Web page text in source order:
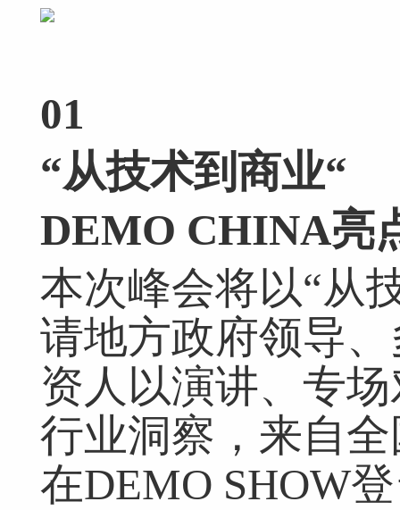
01
“从技术到商业“
DEMO CHINA亮
本次峰会将以“从
请地方政府领导
资人以演讲、专
行业洞察，来自
在DEMO SHOW